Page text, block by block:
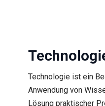
Technologie ist ein
Anwendung von
Lösung praktischer